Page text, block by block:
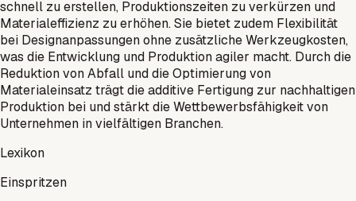
schnell zu erstellen, Produktionszeiten zu verkürzen und
Materialeffizienz zu erhöhen. Sie bietet zudem Flexibilität
bei Designanpassungen ohne zusätzliche Werkzeugkosten,
was die Entwicklung und Produktion agiler macht. Durch die
Reduktion von Abfall und die Optimierung von
Materialeinsatz trägt die additive Fertigung zur nachhaltigen
Produktion bei und stärkt die Wettbewerbsfähigkeit von
Unternehmen in vielfältigen Branchen.
Lexikon
Einspritzen